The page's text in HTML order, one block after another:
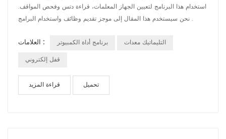
استخدام هذا البرنامج لتعيين الجهاز المعلمات، قراءة دتس وفحص المواقف.
نحن سيستخدم هذا المقال إلى موجز تقديم وظائف واستخدام البرامج .
العلامات : برنامج أداة الكمبيوتر
التليماتيك معدات
قفل إلكتروني
قراءة المزيد تحميل